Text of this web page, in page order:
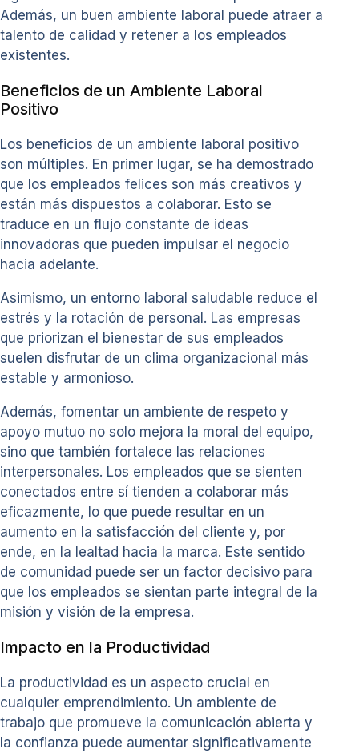
Además, un buen ambiente laboral puede atraer a
talento de calidad y retener a los empleados
existentes.
Beneficios de un Ambiente Laboral
Positivo
Los beneficios de un ambiente laboral positivo
son múltiples. En primer lugar, se ha demostrado
que los empleados felices son más creativos y
están más dispuestos a colaborar. Esto se
traduce en un flujo constante de ideas
innovadoras que pueden impulsar el negocio
hacia adelante.
Asimismo, un entorno laboral saludable reduce el
estrés y la rotación de personal. Las empresas
que priorizan el bienestar de sus empleados
suelen disfrutar de un clima organizacional más
estable y armonioso.
Además, fomentar un ambiente de respeto y
apoyo mutuo no solo mejora la moral del equipo,
sino que también fortalece las relaciones
interpersonales. Los empleados que se sienten
conectados entre sí tienden a colaborar más
eficazmente, lo que puede resultar en un
aumento en la satisfacción del cliente y, por
ende, en la lealtad hacia la marca. Este sentido
de comunidad puede ser un factor decisivo para
que los empleados se sientan parte integral de la
misión y visión de la empresa.
Impacto en la Productividad
La productividad es un aspecto crucial en
cualquier emprendimiento. Un ambiente de
trabajo que promueve la comunicación abierta y
la confianza puede aumentar significativamente